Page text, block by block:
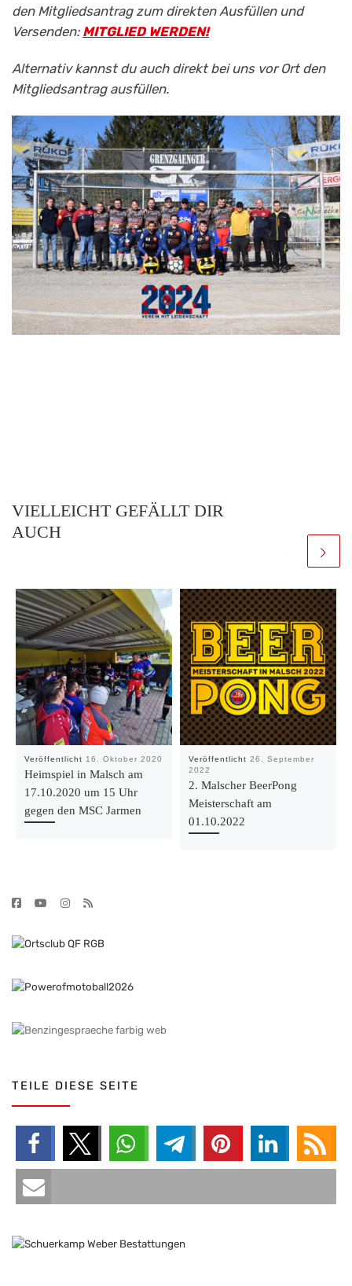
den Mitgliedsantrag zum direkten Ausfüllen und
Versenden: MITGLIED WERDEN!
Alternativ kannst du auch direkt bei uns vor Ort den
Mitgliedsantrag ausfüllen.
VIELLEICHT GEFÄLLT DIR
AUCH
Veröffentlicht 16. Oktober 2020
Heimspiel in Malsch am
17.10.2020 um 15 Uhr
gegen den MSC Jarmen
Veröffentlicht 26. September
2022
2. Malscher BeerPong
Meisterschaft am
01.10.2022
TEILE DIESE SEITE